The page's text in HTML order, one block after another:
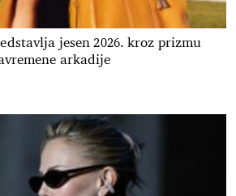
jesen 2026. kroz prizmu
arkadije